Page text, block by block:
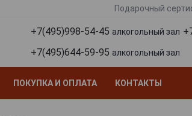
Подарочный
+7(495)998-54-45 алкогольный зал
+7(495)644-59-95 алкогольный зал
ПОКУПКА И ОПЛАТА КОНТАКТЫ